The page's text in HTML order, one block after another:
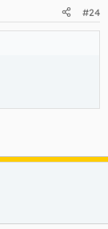
#24